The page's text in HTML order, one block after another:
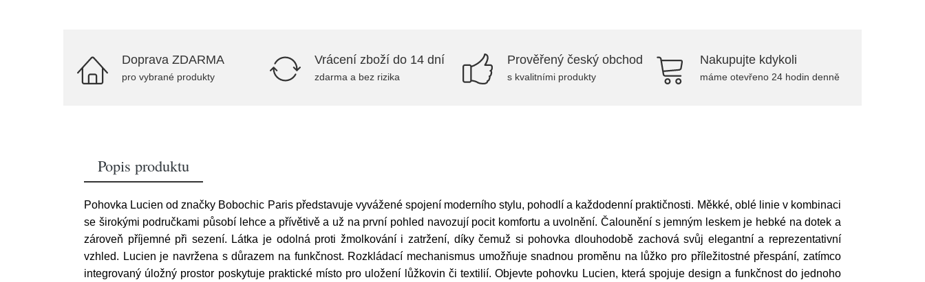
Doprava ZDARMA
pro vybrané produkty
Vrácení zboží do 14 dní
zdarma a bez rizika
Prověřený český obchod
s kvalitními produkty
Nakupujte kdykoli
máme otevřeno 24 hodin denně
Popis produktu
Pohovka Lucien od značky Bobochic Paris představuje vyvážené spojení moderního stylu, pohodlí a každodenní praktičnosti. Měkké, oblé linie v kombinaci
se širokými područkami působí lehce a přívětivě a už na první pohled navozují pocit komfortu a uvolnění. Čalounění s jemným leskem je hebké na dotek a
zároveň příjemné při sezení. Látka je odolná proti žmolkování i zatržení, díky čemuž si pohovka dlouhodobě zachová svůj elegantní a reprezentativní
vzhled. Lucien je navržena s důrazem na funkčnost. Rozkládací mechanismus umožňuje snadnou proměnu na lůžko pro příležitostné přespání, zatímco
integrovaný úložný prostor poskytuje praktické místo pro uložení lůžkovin či textilií. Objevte pohovku Lucien, která spojuje design a funkčnost do jednoho